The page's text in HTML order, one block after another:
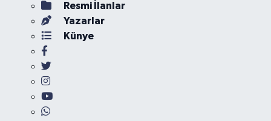
Resmi İlanlar
Yazarlar
Künye